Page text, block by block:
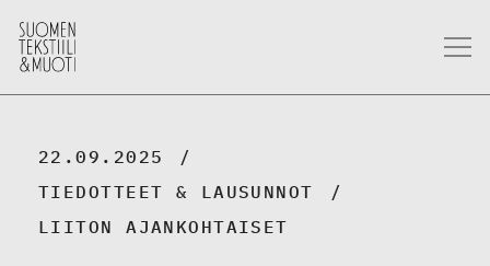
22.09.2025
TIEDOTTEET & LAUSUNNOT
LIITON AJANKOHTAISET